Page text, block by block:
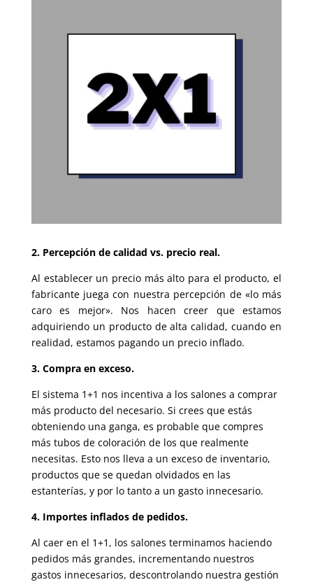
2. Percepción de calidad vs. precio real.
Al establecer un precio más alto para el producto, el
fabricante juega con nuestra percepción de «lo más
caro es mejor». Nos hacen creer que estamos
adquiriendo un producto de alta calidad, cuando en
realidad, estamos pagando un precio inflado.
3. Compra en exceso.
El sistema 1+1 nos incentiva a los salones a comprar
más producto del necesario. Si crees que estás
obteniendo una ganga, es probable que compres
más tubos de coloración de los que realmente
necesitas. Esto nos lleva a un exceso de inventario,
productos que se quedan olvidados en las
estanterías, y por lo tanto a un gasto innecesario.
4. Importes inflados de pedidos.
Al caer en el 1+1, los salones terminamos haciendo
pedidos más grandes, incrementando nuestros
gastos innecesarios, descontrolando nuestra gestión